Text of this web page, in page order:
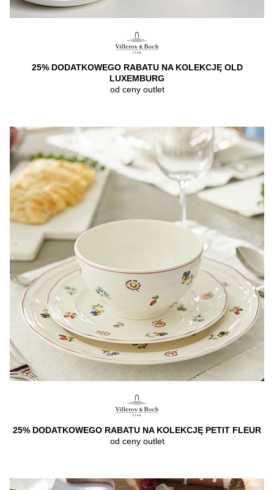
25% DODATKOWEGO RABATU NA KOLEKCJĘ OLD
LUXEMBURG
od ceny outlet
25% DODATKOWEGO RABATU NA KOLEKCJĘ PETIT FLEUR
od ceny outlet